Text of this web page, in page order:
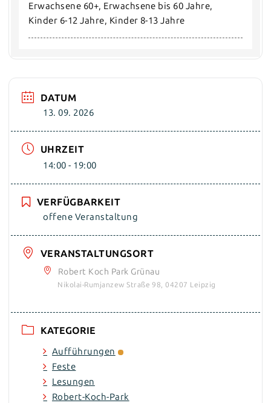
Erwachsene 60+, Erwachsene bis 60 Jahre,
Kinder 6-12 Jahre, Kinder 8-13 Jahre
DATUM
13. 09. 2026
UHRZEIT
14:00 - 19:00
VERFÜGBARKEIT
offene Veranstaltung
VERANSTALTUNGSORT
Robert Koch Park Grünau
Nikolai-Rumjanzew Straße 98, 04207 Leipzig
KATEGORIE
Aufführungen
Feste
Lesungen
Robert-Koch-Park